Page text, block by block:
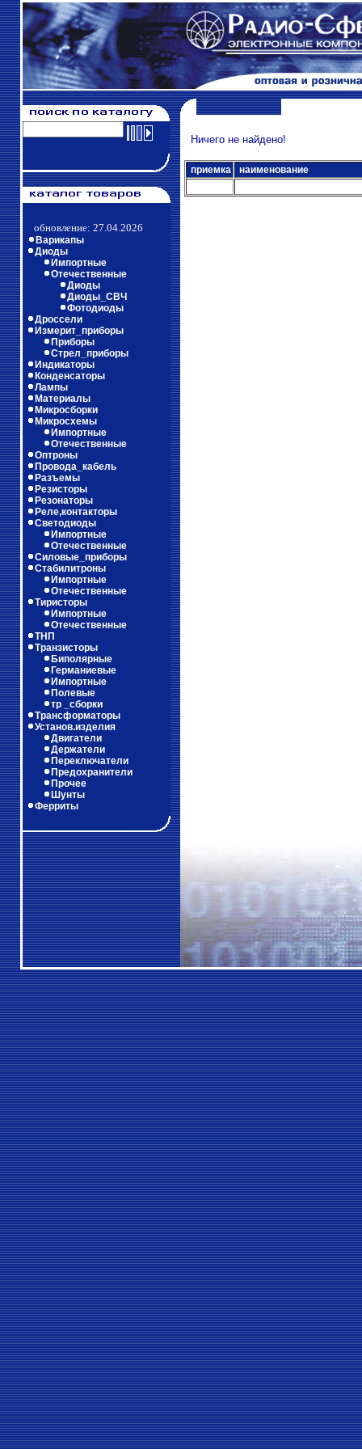
обновление: 27.04.2026
Варикапы
Диоды
Импортные
Отечественные
Диоды
Диоды_СВЧ
Фотодиоды
Дроссели
Измерит_приборы
Приборы
Стрел_приборы
Индикаторы
Конденсаторы
Лампы
Материалы
Микросборки
Микросхемы
Импортные
Отечественные
Оптроны
Провода_кабель
Разъемы
Резисторы
Резонаторы
Реле,контакторы
Светодиоды
Импортные
Отечественные
Силовые_приборы
Стабилитроны
Импортные
Отечественные
Тиристоры
Импортные
Отечественные
ТНП
Транзисторы
Биполярные
Германиевые
Импортные
Полевые
тр _сборки
Трансформаторы
Установ.изделия
Двигатели
Держатели
Переключатели
Предохранители
Прочее
Шунты
Ферриты
Ничего не найдено!
приемка наименование